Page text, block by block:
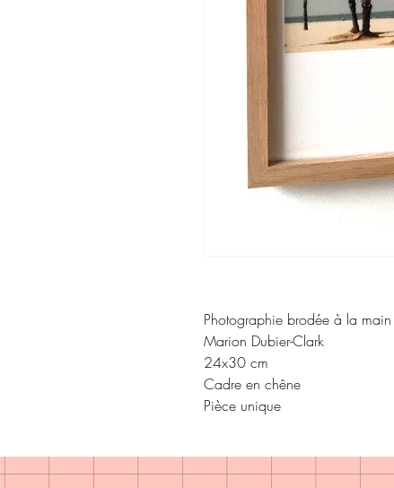
Photographie brodée à la main
Marion Dubier-Clark
24x30 cm
Cadre en chêne
Pièce unique